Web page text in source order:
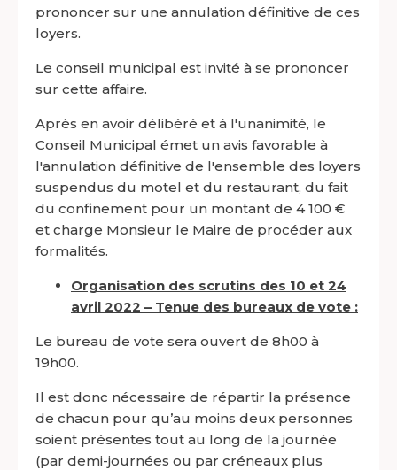
prononcer sur une annulation définitive de ces
loyers.
Le conseil municipal est invité à se prononcer
sur cette affaire.
Après en avoir délibéré et à l'unanimité, le
Conseil Municipal émet un avis favorable à
l'annulation définitive de l'ensemble des loyers
suspendus du motel et du restaurant, du fait
du confinement pour un montant de 4 100 €
et charge Monsieur le Maire de procéder aux
formalités.
Organisation des scrutins des 10 et 24
avril 2022 – Tenue des bureaux de vote :
Le bureau de vote sera ouvert de 8h00 à
19h00.
Il est donc nécessaire de répartir la présence
de chacun pour qu’au moins deux personnes
soient présentes tout au long de la journée
(par demi-journées ou par créneaux plus